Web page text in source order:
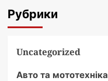
Рубрики
Uncategorized
Авто та мототехніка